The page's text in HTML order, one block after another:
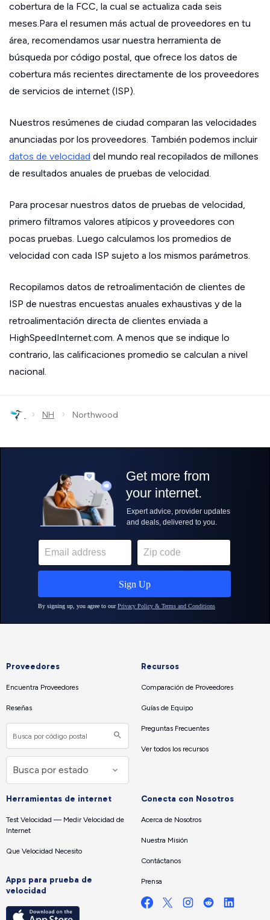
cobertura de la FCC, la cual se actualiza cada seis
meses.Para el resumen más actual de proveedores en tu
área, recomendamos usar nuestra herramienta de
búsqueda por código postal, que ofrece los datos de
cobertura más recientes directamente de los proveedores
de servicios de internet (ISP).
Nuestros resúmenes de ciudad comparan las velocidades
anunciadas por los proveedores. También podemos incluir
datos de velocidad del mundo real recopilados de millones
de resultados anuales de pruebas de velocidad.
Para procesar nuestros datos de pruebas de velocidad,
primero filtramos valores atípicos y proveedores con
pocas pruebas. Luego calculamos los promedios de
velocidad con cada ISP sujeto a los mismos parámetros.
Recopilamos datos de retroalimentación de clientes de
ISP de nuestras encuestas anuales exhaustivas y de la
retroalimentación directa de clientes enviada a
HighSpeedInternet.com. A menos que se indique lo
contrario, las calificaciones promedio se calculan a nivel
nacional.
› NH › Northwood
Proveedores
Encuentra Proveedores
Reseñas
Recursos
Comparación de Proveedores
Guías de Equipo
Preguntas Frecuentes
Ver todos los recursos
Herramientas de internet
Test Velocidad — Medir Velocidad de
Internet
Que Velocidad Necesito
Apps para prueba de
velocidad
Conecta con Nosotros
Acerca de Nosotros
Nuestra Misión
Contáctanos
Prensa